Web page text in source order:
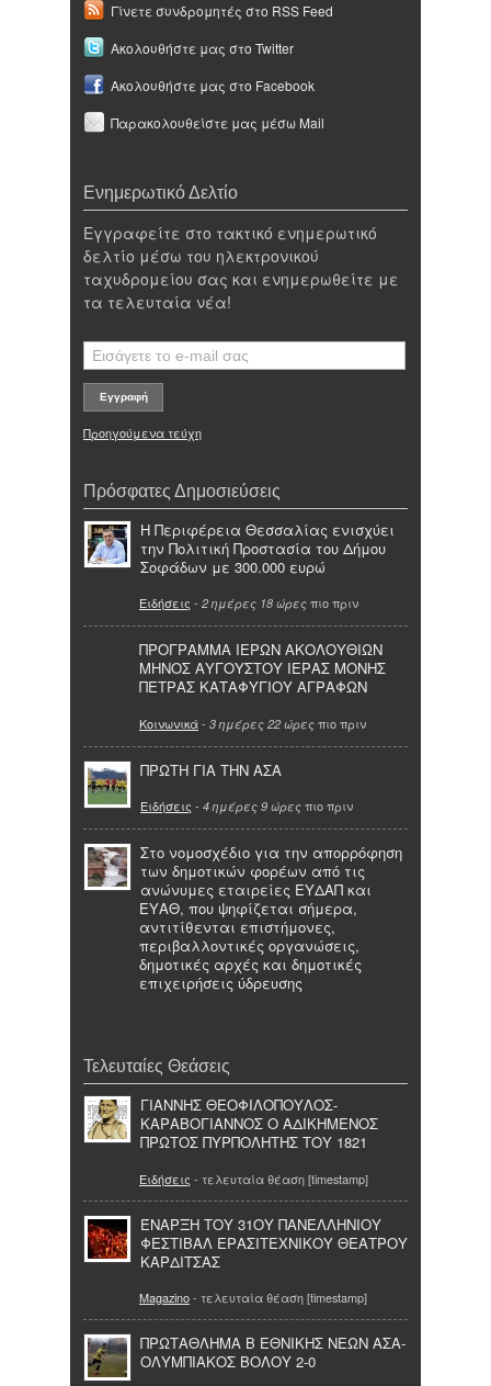
Γίνετε συνδρομητές στο RSS Feed
Ακολουθήστε μας στο Twitter
Ακολουθήστε μας στο Facebook
Παρακολουθείστε μας μέσω Mail
Ενημερωτικό Δελτίο
Εγγραφείτε στο τακτικό ενημερωτικό
δελτίο μέσω του ηλεκτρονικού
ταχυδρομείου σας και ενημερωθείτε με
τα τελευταία νέα!
Προηγούμενα τεύχη
Πρόσφατες Δημοσιεύσεις
Η Περιφέρεια Θεσσαλίας ενισχύει
την Πολιτική Προστασία του Δήμου
Σοφάδων με 300.000 ευρώ
Ειδήσεις - 2 ημέρες 18 ώρες πιο πριν
ΠΡΟΓΡΑΜΜΑ ΙΕΡΩΝ ΑΚΟΛΟΥΘΙΩΝ
ΜΗΝΟΣ ΑΥΓΟΥΣΤΟΥ ΙΕΡΑΣ ΜΟΝΗΣ
ΠΕΤΡΑΣ ΚΑΤΑΦΥΓΙΟΥ ΑΓΡΑΦΩΝ
Κοινωνικά- 3 ημέρες 22 ώρες πιο πριν
ΠΡΩΤΗ ΓΙΑ ΤΗΝ ΑΣΑ
Ειδήσεις - 4 ημέρες 9 ώρες πιο πριν
Στο νομοσχέδιο για την απορρόφηση
των δημοτικών φορέων από τις
ανώνυμες εταιρείες ΕΥΔΑΠ και
ΕΥΑΘ, που ψηφίζεται σήμερα,
αντιτίθενται επιστήμονες,
περιβαλλοντικές οργανώσεις,
δημοτικές αρχές και δημοτικές
επιχειρήσεις ύδρευσης
Τελευταίες Θεάσεις
ΓΙΑΝΝΗΣ ΘΕΟΦΙΛΟΠΟΥΛΟΣ-
ΚΑΡΑΒΟΓΙΑΝΝΟΣ Ο ΑΔΙΚΗΜΕΝΟΣ
ΠΡΩΤΟΣ ΠΥΡΠΟΛΗΤΗΣ ΤΟΥ 1821
Ειδήσεις - τελευταία θέαση [timestamp]
ΈΝΑΡΞΗ ΤΟΥ 31ΟΥ ΠΑΝΕΛΛΗΝΙΟΥ
ΦΕΣΤΙΒΑΛ ΕΡΑΣΙΤΕΧΝΙΚΟΥ ΘΕΑΤΡΟΥ
ΚΑΡΔΙΤΣΑΣ
Magazino- τελευταία θέαση [timestamp]
ΠΡΩΤΑΘΛΗΜΑ Β ΕΘΝΙΚΗΣ ΝΕΩΝ ΑΣΑ-
ΟΛΥΜΠΙΑΚΟΣ ΒΟΛΟΥ 2-0